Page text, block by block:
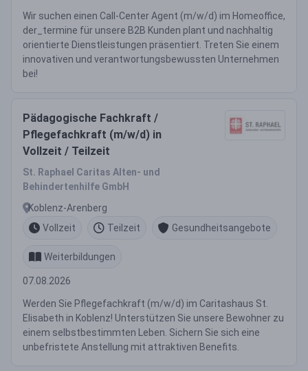
Wir suchen einen Call-Center Agent (m/w/d) im Homeoffice,
der_termine für unsere B2B Kunden plant und nachhaltig
orientierte Dienstleistungen präsentiert. Treten Sie einem
innovativen und verantwortungsbewussten Unternehmen
bei!
Pädagogische Fachkraft /
Pflegefachkraft (m/w/d) in
Vollzeit / Teilzeit
St. Raphael Caritas Alten- und
Behindertenhilfe GmbH
Koblenz-Arenberg
Vollzeit
Teilzeit Gesundheitsangebote
Weiterbildungen
07.08.2026
Werden Sie Pflegefachkraft (m/w/d) im Caritashaus St.
Elisabeth in Koblenz! Unterstützen Sie unsere Bewohner zu
einem selbstbestimmten Leben. Sichern Sie sich eine
unbefristete Anstellung mit attraktiven Benefits.